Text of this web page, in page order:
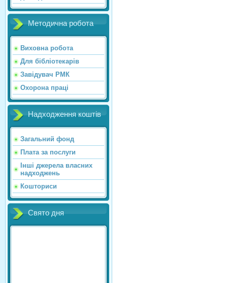
Методична робота
Виховна робота
Для бібліотекарів
Завідувач РМК
Охорона праці
Надходження коштів
Загальний фонд
Плата за послуги
Інші джерела власних
надходжень
Кошториси
Свято дня